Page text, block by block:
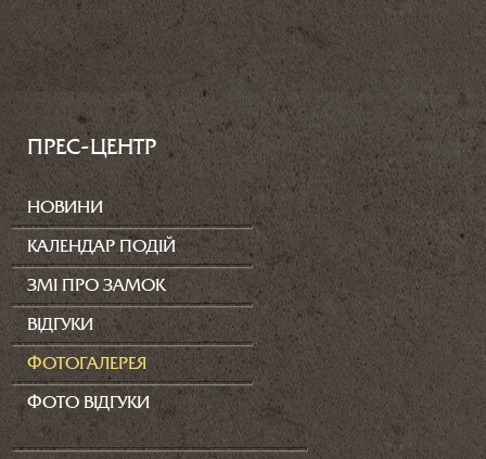
ПРЕС-ЦЕНТР
НОВИНИ
КАЛЕНДАР ПОДІЙ
ЗМІ ПРО ЗАМОК
ВІДГУКИ
ФОТОГАЛЕРЕЯ
ФОТО ВІДГУКИ